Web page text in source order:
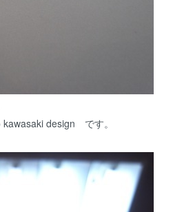
design です。